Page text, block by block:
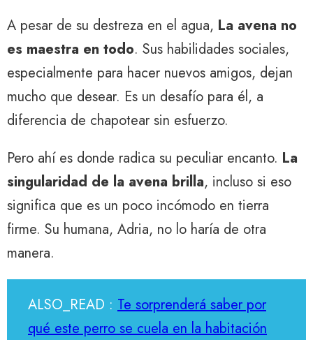
A pesar de su destreza en el agua, La avena no
es maestra en todo. Sus habilidades sociales,
especialmente para hacer nuevos amigos, dejan
mucho que desear. Es un desafío para él, a
diferencia de chapotear sin esfuerzo.
Pero ahí es donde radica su peculiar encanto. La
singularidad de la avena brilla, incluso si eso
significa que es un poco incómodo en tierra
firme. Su humana, Adria, no lo haría de otra
manera.
ALSO_READ : Te sorprenderá saber por
qué este perro se cuela en la habitación